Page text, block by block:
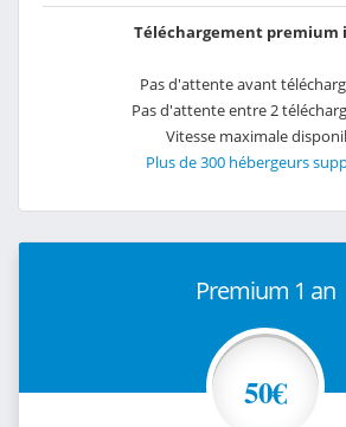
Téléchargement
Pas d'attente avant
Pas d'attente entre 2
Vitesse maximale
Plus de 300 hébergeurs
Premium 1 an
50€